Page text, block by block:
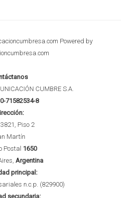
Powered by
CUMBRE S.A.
71582534-8
Piso 2
Martín
Postal 1650
Argentina
principal:
n.c.p. (829900)
secundaria: